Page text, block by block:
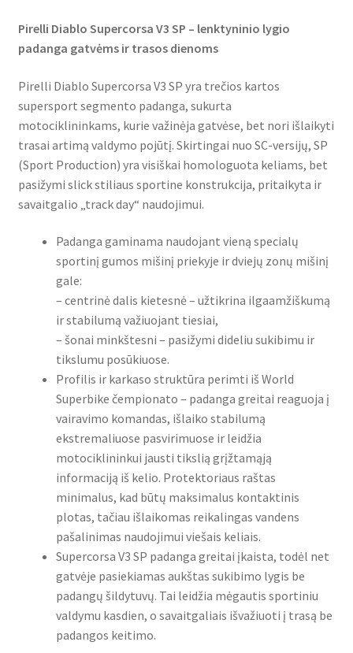
Pirelli Diablo Supercorsa V3 SP – lenktyninio lygio
padanga gatvėms ir trasos dienoms
Pirelli Diablo Supercorsa V3 SP yra trečios kartos
supersport segmento padanga, sukurta
motociklininkams, kurie važinėja gatvėse, bet nori išlaikyti
trasai artimą valdymo pojūtį. Skirtingai nuo SC-versijų, SP
(Sport Production) yra visiškai homologuota keliams, bet
pasižymi slick stiliaus sportine konstrukcija, pritaikyta ir
savaitgalio „track day“ naudojimui.
Padanga gaminama naudojant vieną specialų
sportinį gumos mišinį priekyje ir dviejų zonų mišinį
gale:
– centrinė dalis kietesnė – užtikrina ilgaamžiškumą
ir stabilumą važiuojant tiesiai,
– šonai minkštesni – pasižymi dideliu sukibimu ir
tikslumu posūkiuose.
Profilis ir karkaso struktūra perimti iš World
Superbike čempionato – padanga greitai reaguoja į
vairavimo komandas, išlaiko stabilumą
ekstremaliuose pasvirimuose ir leidžia
motociklininkui jausti tikslią grįžtamąją
informaciją iš kelio. Protektoriaus raštas
minimalus, kad būtų maksimalus kontaktinis
plotas, tačiau išlaikomas reikalingas vandens
pašalinimas naudojimui viešais keliais.
Supercorsa V3 SP padanga greitai įkaista, todėl net
gatvėje pasiekiamas aukštas sukibimo lygis be
padangų šildytuvų. Tai leidžia mėgautis sportiniu
valdymu kasdien, o savaitgaliais išvažiuoti į trasą be
padangos keitimo.